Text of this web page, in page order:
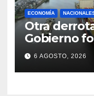
ECONOMÍA
Otra
Gobierno
marcha
6 AGOSTO, 2026